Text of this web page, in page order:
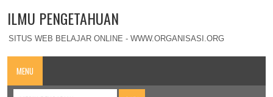
ILMU PENGETAHUAN
SITUS WEB BELAJAR ONLINE - WWW.ORGANISASI.ORG
MENU